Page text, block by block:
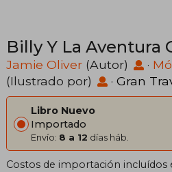
Billy Y La Aventura
Jamie Oliver (Autor) ·
(Ilustrado por)
· Gran
Libro Nuevo
Importado
Envío: 8 a 12 días háb.
Costos de importación incluídos